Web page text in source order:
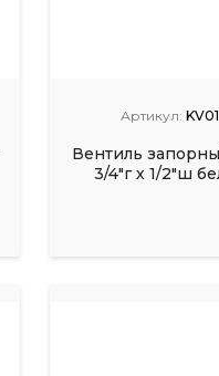
Артикул:
Вентиль
3/4"г х 1/2"ш